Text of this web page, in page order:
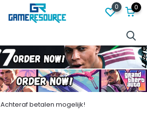
0 0
Achteraf betalen mogelijk!